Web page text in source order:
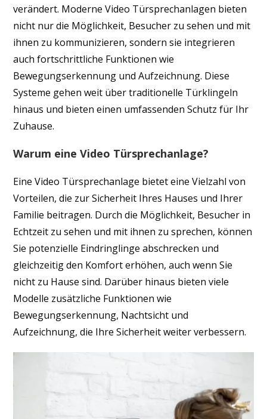
verändert. Moderne Video Türsprechanlagen bieten
nicht nur die Möglichkeit, Besucher zu sehen und mit
ihnen zu kommunizieren, sondern sie integrieren
auch fortschrittliche Funktionen wie
Bewegungserkennung und Aufzeichnung. Diese
Systeme gehen weit über traditionelle Türklingeln
hinaus und bieten einen umfassenden Schutz für Ihr
Zuhause.
Warum eine Video Türsprechanlage?
Eine Video Türsprechanlage bietet eine Vielzahl von
Vorteilen, die zur Sicherheit Ihres Hauses und Ihrer
Familie beitragen. Durch die Möglichkeit, Besucher in
Echtzeit zu sehen und mit ihnen zu sprechen, können
Sie potenzielle Eindringlinge abschrecken und
gleichzeitig den Komfort erhöhen, auch wenn Sie
nicht zu Hause sind. Darüber hinaus bieten viele
Modelle zusätzliche Funktionen wie
Bewegungserkennung, Nachtsicht und
Aufzeichnung, die Ihre Sicherheit weiter verbessern.